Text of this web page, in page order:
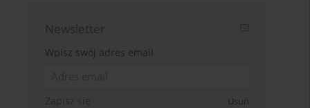
Newsletter
Wpisz swój adres email
Zapisz się Usuń